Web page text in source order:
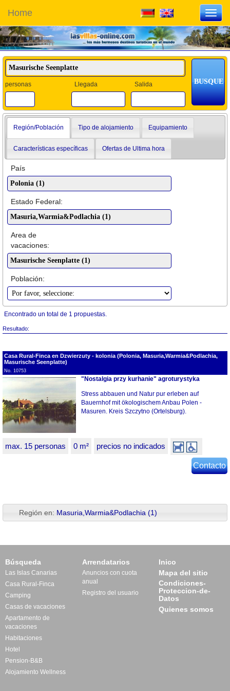
Home
personas Llegada Salida
Región/Población Tipo de alojamiento Equipamiento
Características específicas Ofertas de Ultima hora
País
Estado Federal:
Area de
vacaciones:
Población:
Encontrado un total de 1 propuestas.
Resultado:
Casa Rural-Finca en Dzwierzuty - kolonia (Polonia, Masuria,Warmia&Podlachia,
Masurische Seenplatte)
No. 10753
"Nostalgia przy kurhanie" agroturystyka
Stress abbauen und Natur pur erleben auf
Bauernhof mit ökologischem Anbau Polen -
Masuren. Kreis Szczytno (Ortelsburg).
max. 15 personas 0 m² precios no indicados
Contacto
Región en: Masuria,Warmia&Podlachia (1)
Búsqueda
Las Islas Canarias
Casa Rural-Finca
Camping
Casas de vacaciones
Apartamento de
vacaciones
Habitaciones
Hotel
Pension-B&B
Alojamiento Wellness
Arrendatarios
Anuncios con cuota
anual
Registro del usuario
Inico
Mapa del sitio
Condiciones-
Proteccion-de-
Datos
Quienes somos